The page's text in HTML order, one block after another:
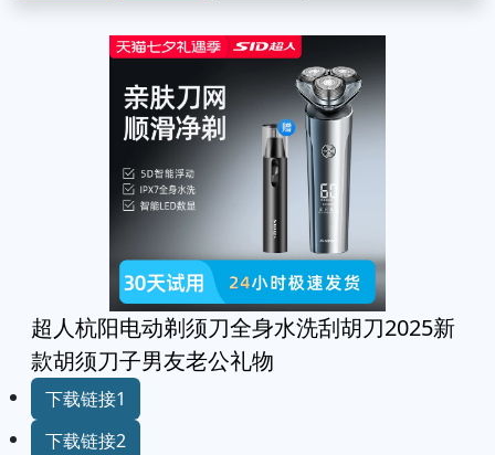
超人杭阳电动剃须刀全身水洗刮胡刀2025新
款胡须刀子男友老公礼物
下载链接1
下载链接2